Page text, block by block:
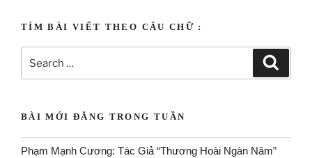
TÌM BÀI VIẾT THEO CÂU CHỮ :
BÀI MỚI ĐĂNG TRONG TUẦN
Phạm Mạnh Cương: Tác Giả “Thương Hoài Ngàn Năm”